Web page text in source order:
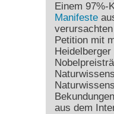
Einem 97%-
Manifeste
Petition mit
aus dem